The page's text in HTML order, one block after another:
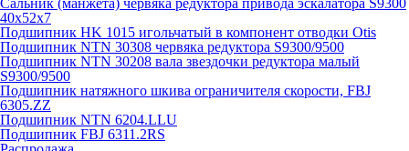
Сальник (манжета) червяка редуктора привода эскалатора S9300
40х52х7
Подшипник HK 1015 игольчатый в компонент отводки Otis
Подшипник NTN 30308 червяка редуктора S9300/9500
Подшипник NTN 30208 вала звездочки редуктора малый
S9300/9500
Подшипник натяжного шкива ограничителя скорости, FBJ
6305.ZZ
Подшипник NTN 6204.LLU
Подшипник FBJ 6311.2RS